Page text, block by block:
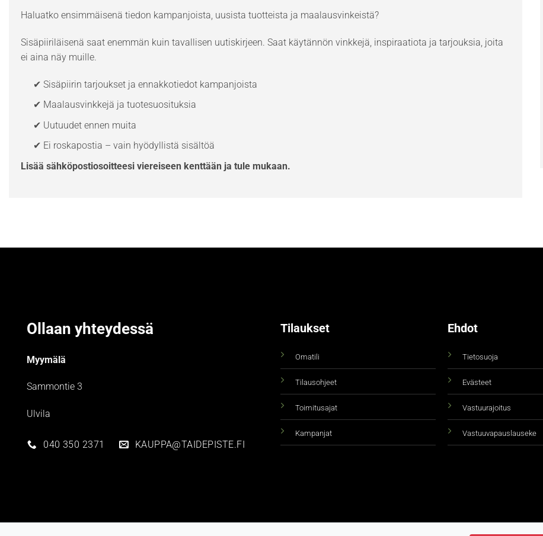
Haluatko ensimmäisenä tiedon kampanjoista, uusista tuotteista ja maalausvinkeistä?
Sisäpiiriläisenä saat enemmän kuin tavallisen uutiskirjeen. Saat käytännön vinkkejä, inspiraatiota ja tarjouksia, joita
ei aina näy muille.
✔ Sisäpiirin tarjoukset ja ennakkotiedot kampanjoista
✔ Maalausvinkkejä ja tuotesuosituksia
✔ Uutuudet ennen muita
✔ Ei roskapostia – vain hyödyllistä sisältöä
Lisää sähköpostiosoitteesi viereiseen kenttään ja tule mukaan.
Ollaan yhteydessä
Myymälä
Sammontie 3
Ulvila
040 350 2371 KAUPPA@TAIDEPISTE.FI
Tilaukset
Omatili
Tilausohjeet
Toimitusajat
Kampanjat
Ehdot
Tietosuoja
Evästeet
Vastuurajoitus
Vastuuvapauslauseke